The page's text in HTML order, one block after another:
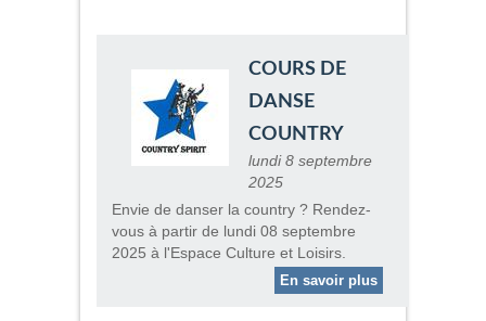
COURS DE
DANSE
COUNTRY
lundi 8 septembre
2025
Envie de danser la country ? Rendez-
vous à partir de lundi 08 septembre
2025 à l'Espace Culture et Loisirs.
En savoir plus